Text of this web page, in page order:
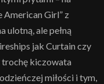
American Girl” z
ulotną, ale pełną
jak Curtain czy
trochę kiczowata
miłości i tym,